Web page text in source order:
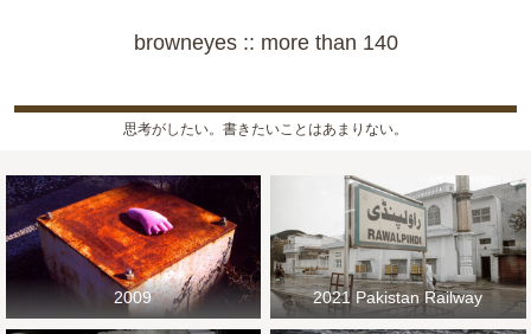
browneyes :: more than 140
思考がしたい。書きたいことはあまりない。
2009 2021 Pakistan Railway